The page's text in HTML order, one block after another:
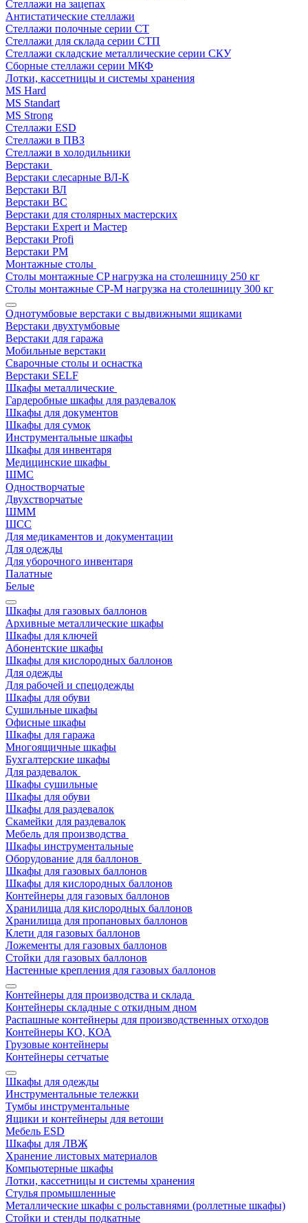
Стеллажи на зацепах
Антистатические стеллажи
Стеллажи полочные серии СТ
Стеллажи для склада серии СТП
Стеллажи складские металлические серии СКУ
Сборные стеллажи серии МКФ
Лотки, кассетницы и системы хранения
MS Hard
MS Standart
MS Strong
Стеллажи ESD
Стеллажи в ПВЗ
Стеллажи в холодильники
Верстаки
Верстаки слесарные ВЛ-К
Верстаки ВЛ
Верстаки ВС
Верстаки для столярных мастерских
Верстаки Expert и Мастер
Верстаки Profi
Верстаки РМ
Монтажные столы
Столы монтажные СP нагрузка на столешницу 250 кг
Столы монтажные СР-М нагрузка на столешницу 300 кг
Однотумбовые верстаки с выдвижными ящиками
Верстаки двухтумбовые
Верстаки для гаража
Мобильные верстаки
Сварочные столы и оснастка
Верстаки SELF
Шкафы металлические
Гардеробные шкафы для раздевалок
Шкафы для документов
Шкафы для сумок
Инструментальные шкафы
Шкафы для инвентаря
Медицинские шкафы
ШМС
Одностворчатые
Двухстворчатые
ШММ
ШСС
Для медикаментов и документации
Для одежды
Для уборочного инвентаря
Палатные
Белые
Шкафы для газовых баллонов
Архивные металлические шкафы
Шкафы для ключей
Абонентские шкафы
Шкафы для кислородных баллонов
Для одежды
Для рабочей и спецодежды
Шкафы для обуви
Сушильные шкафы
Офисные шкафы
Шкафы для гаража
Многоящичные шкафы
Бухгалтерские шкафы
Для раздевалок
Шкафы сушильные
Шкафы для обуви
Шкафы для раздевалок
Скамейки для раздевалок
Мебель для производства
Шкафы инструментальные
Оборудование для баллонов
Шкафы для газовых баллонов
Шкафы для кислородных баллонов
Контейнеры для газовых баллонов
Хранилища для кислородных баллонов
Хранилища для пропановых баллонов
Клети для газовых баллонов
Ложементы для газовых баллонов
Стойки для газовых баллонов
Настенные крепления для газовых баллонов
Контейнеры для производства и склада
Контейнеры складные с откидным дном
Распашные контейнеры для производственных отходов
Контейнеры КО, КОА
Грузовые контейнеры
Контейнеры сетчатые
Шкафы для одежды
Инструментальные тележки
Тумбы инструментальные
Ящики и контейнеры для ветоши
Мебель ESD
Шкафы для ЛВЖ
Хранение листовых материалов
Компьютерные шкафы
Лотки, кассетницы и системы хранения
Стулья промышленные
Металлические шкафы с рольставнями (роллетные шкафы)
Стойки и стенды подкатные